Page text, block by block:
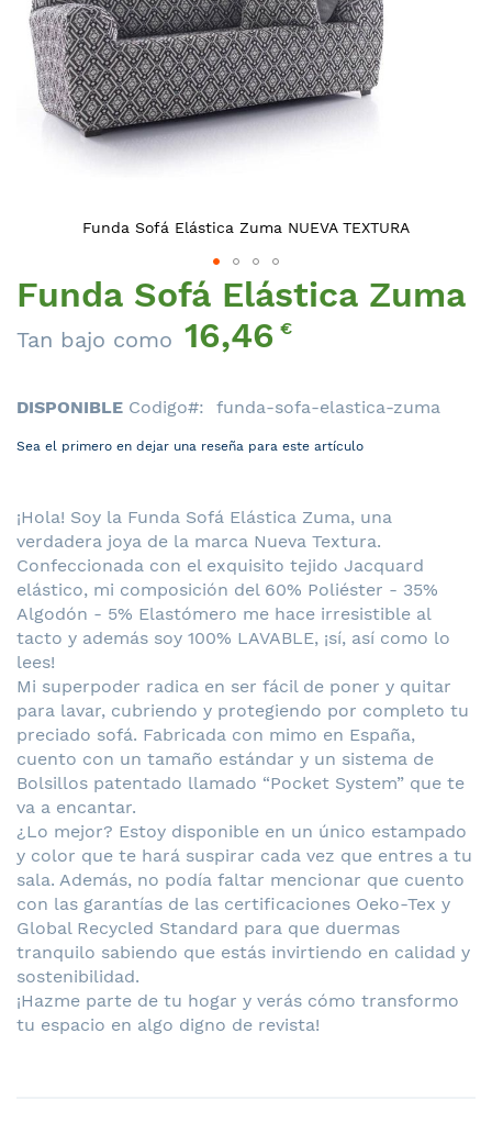
Funda Sofá Elástica Zuma
Tan bajo como 16,46€
DISPONIBLE Codigo funda-sofa-elastica-zuma
Sea el primero en dejar una reseña para este artículo
¡Hola! Soy la Funda Sofá Elástica Zuma, una
verdadera joya de la marca Nueva Textura.
Confeccionada con el exquisito tejido Jacquard
elástico, mi composición del 60% Poliéster - 35%
Algodón - 5% Elastómero me hace irresistible al
tacto y además soy 100% LAVABLE, ¡sí, así como lo
lees!
Mi superpoder radica en ser fácil de poner y quitar
para lavar, cubriendo y protegiendo por completo tu
preciado sofá. Fabricada con mimo en España,
cuento con un tamaño estándar y un sistema de
Bolsillos patentado llamado “Pocket System” que te
va a encantar.
¿Lo mejor? Estoy disponible en un único estampado
y color que te hará suspirar cada vez que entres a tu
sala. Además, no podía faltar mencionar que cuento
con las garantías de las certificaciones Oeko-Tex y
Global Recycled Standard para que duermas
tranquilo sabiendo que estás invirtiendo en calidad y
sostenibilidad.
¡Hazme parte de tu hogar y verás cómo transformo
tu espacio en algo digno de revista!
Funda Sofá Elástica Zuma NUEVA TEXTURA
Saltar
al
comienzo
galería
imágenes